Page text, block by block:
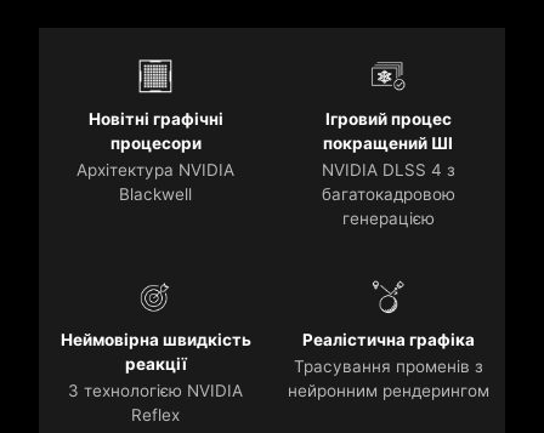
Новітні графічні
процесори
Архітектура NVIDIA
Blackwell
Ігровий процес
покращений ШІ
NVIDIA DLSS 4 з
багатокадровою
генерацією
Неймовірна швидкість
реакції
З технологією NVIDIA
Reflex
Реалістична графіка
Трасування променів з
нейронним рендерингом